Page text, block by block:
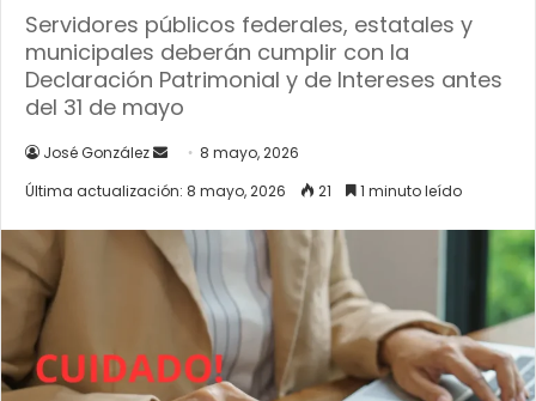
Servidores públicos federales, estatales y
municipales deberán cumplir con la
Declaración Patrimonial y de Intereses antes
del 31 de mayo
José González
Send
an
8 mayo, 2026
Última actualización: 8 mayo, 2026
21 1 minuto leído